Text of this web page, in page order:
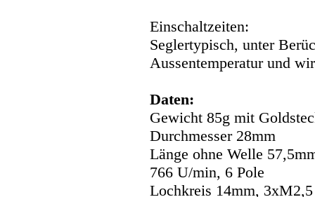
Einschaltzeiten:
Seglertypisch, unter
Aussentemperatur und
Daten:
Gewicht 85g mit
Durchmesser 28mm
Länge ohne Welle
766 U/min, 6 Pole
Lochkreis 14mm, 3xM2,5